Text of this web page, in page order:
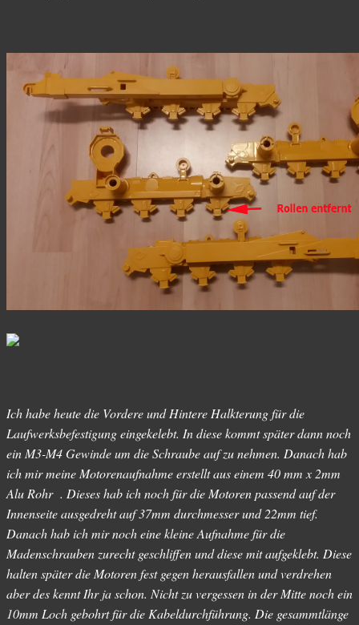
Ich habe heute die Vordere und Hintere Halkterung für die
Laufwerksbefestigung eingekelebt. In diese kommt später dann noch
ein M3-M4 Gewinde um die Schraube auf zu nehmen. Danach hab
ich mir meine Motorenaufnahme erstellt aus einem 40 mm x 2mm
Alu Rohr . Dieses hab ich noch für die Motoren passend auf der
Innenseite ausgedreht auf 37mm durchmesser und 22mm tief.
Danach hab ich mir noch eine kleine Aufnahme für die
Madenschrauben zurecht geschliffen und diese mit aufgeklebt. Diese
halten später die Motoren fest gegen herausfallen und verdrehen
aber des kennt Ihr ja schon. Nicht zu vergessen in der Mitte noch ein
10mm Loch gebohrt für die Kabeldurchführung. Die gesammtlänge